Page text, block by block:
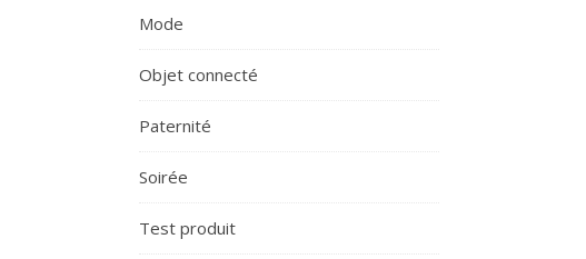
Mode
Objet connecté
Paternité
Soirée
Test produit